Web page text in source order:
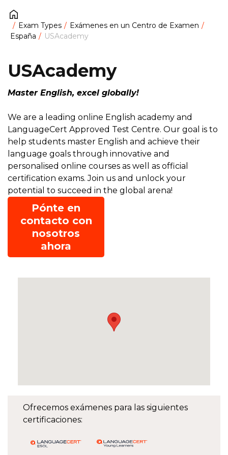
Exam Types
Exámenes en un Centro de Examen
España
USAcademy
Ofrecemos exámenes para las siguientes
certificaciones:
USAcademy
Master English, excel globally!
We are a leading online English academy and
LanguageCert Approved Test Centre. Our goal is to
help students master English and achieve their
language goals through innovative and
personalised online courses as well as official
certification exams. Join us and unlock your
potential to succeed in the global arena!
Pónte en
contacto con
nosotros
ahora